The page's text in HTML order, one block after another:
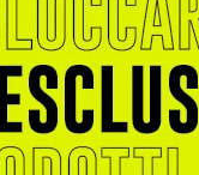
a supportare la
in qualsiasi
massimizzare i suoi